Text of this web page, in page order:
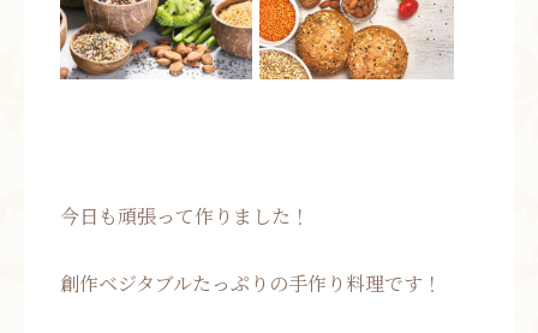
今日も頑張って作りました！
創作ベジタブルたっぷりの手作り料理です！